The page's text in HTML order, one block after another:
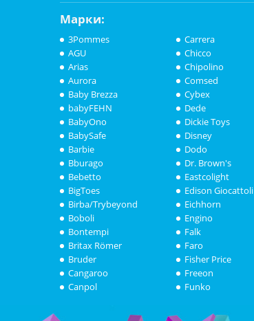
Марки:
3Pommes
AGU
Arias
Aurora
Baby Brezza
babyFEHN
BabyOno
BabySafe
Barbie
Bburago
Bebetto
BigToes
Birba/Trybeyond
Boboli
Bontempi
Britax Römer
Bruder
Cangaroo
Canpol
Carrera
Chicco
Chipolino
Comsed
Cybex
Dede
Dickie Toys
Disney
Dodo
Dr. Brown's
Eastcolight
Edison Giocattoli
Eichhorn
Engino
Falk
Faro
Fisher Price
Freeon
Funko